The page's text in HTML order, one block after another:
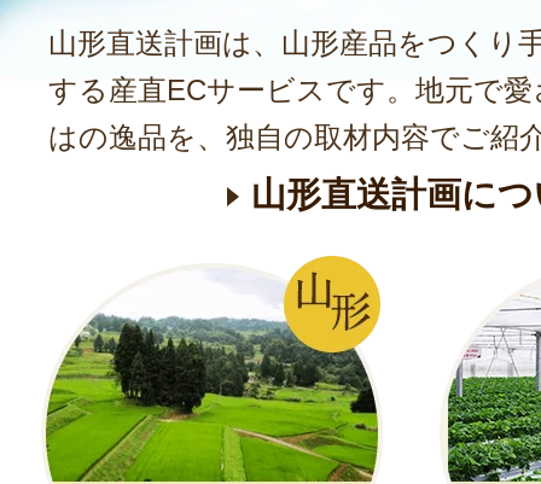
山形直送計画は、山形産品をつくり
する産直ECサービスです。地元で
はの逸品を、独自の取材内容でご紹
山形直送計画に